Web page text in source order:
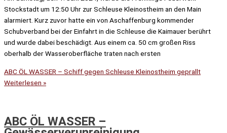
Stockstadt um 12:50 Uhr zur Schleuse Kleinostheim an den Main
alarmiert. Kurz zuvor hatte ein von Aschaffenburg kommender
Schubverband bei der Einfahrt in die Schleuse die Kaimauer berührt
und wurde dabei beschädigt. Aus einem ca. 50 cm großen Riss
oberhalb der Wasseroberfläche traten nach ersten
ABC ÖL WASSER – Schiff gegen Schleuse Kleinostheim geprallt
Weiterlesen »
ABC ÖL WASSER –